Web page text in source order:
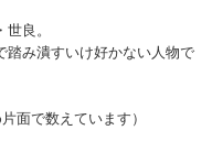
良。
み潰すいけ好かない人物で
面で数えています）